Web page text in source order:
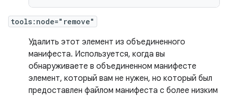
tools:node="remove"
Удалить этот элемент из объединенного
манифеста. Используется, когда вы
обнаруживаете в объединенном манифесте
элемент, который вам не нужен, но который был
предоставлен файлом манифеста с более низким